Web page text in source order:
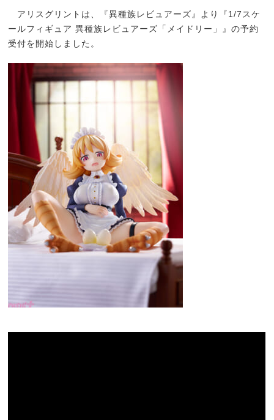
アリスグリントは、『異種族レビュアーズ』より『1/7スケ
ールフィギュア 異種族レビュアーズ「メイドリー」』の予約
受付を開始しました。